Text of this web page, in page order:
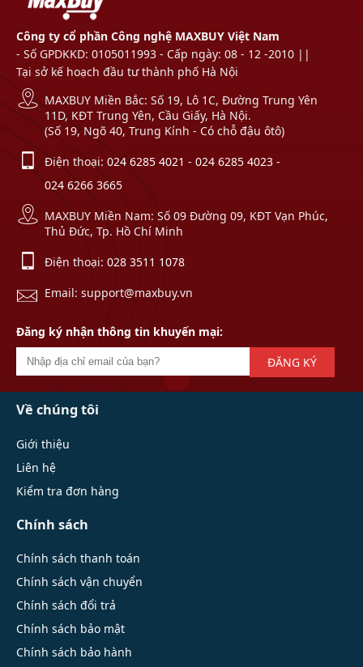
Công ty cổ phần Công nghệ MAXBUY Việt Nam
- Số GPDKKD: 0105011993 - Cấp ngày: 08 - 12 -2010 ||
Tại sở kế hoạch đầu tư thành phố Hà Nội
MAXBUY Miền Bắc: Số 19, Lô 1C, Đường Trung Yên
11D, KĐT Trung Yên, Cầu Giấy, Hà Nội.
(Số 19, Ngõ 40, Trung Kính - Có chỗ đậu ôtô)
Điện thoại: 024 6285 4021 - 024 6285 4023 -
024 6266 3665
MAXBUY Miền Nam: Số 09 Đường 09, KĐT Vạn Phúc,
Thủ Đức, Tp. Hồ Chí Minh
Điện thoại: 028 3511 1078
Email: support@maxbuy.vn
Đăng ký nhận thông tin khuyến mại:
ĐĂNG KÝ
Về chúng tôi
Giới thiệu
Liên hệ
Kiểm tra đơn hàng
Chính sách
Chính sách thanh toán
Chính sách vận chuyển
Chính sách đổi trả
Chính sách bảo mật
Chính sách bảo hành